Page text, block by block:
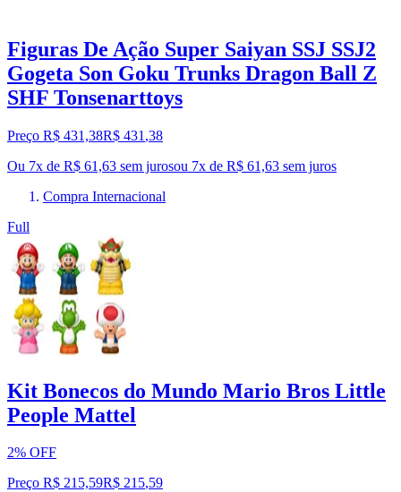
Figuras De Ação Super Saiyan SSJ SSJ2
Gogeta Son Goku Trunks Dragon Ball Z
SHF Tonsenarttoys
Preço R$ 431,38R$ 431 ,38
Ou 7x de R$ 61,63 sem jurosou 7x de R$ 61,63 sem juros
Compra Internacional
Full
Kit Bonecos do Mundo Mario Bros Little
People Mattel
2% OFF
Preço R$ 215,59R$ 215,59